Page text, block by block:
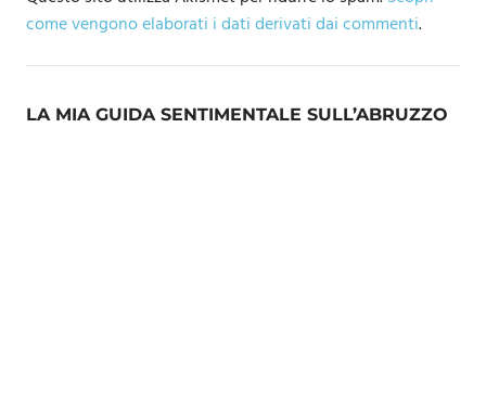
come vengono elaborati i dati derivati dai commenti.
LA MIA GUIDA SENTIMENTALE SULL’ABRUZZO